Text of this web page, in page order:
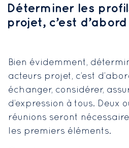
Déterminer les
projet, c’est
Bien évidemment,
acteurs projet, c’est
échanger, considérer,
d’expression à tous. Deux
réunions seront
les premiers éléments.